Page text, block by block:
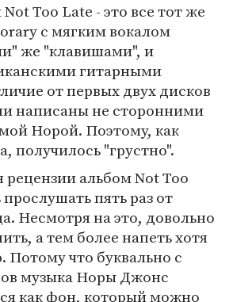
Too Late - это все тот же
с мягким вокалом
же "клавишами", и
гитарными
от первых двух дисков
написаны не сторонними
Норой. Поэтому, как
получилось "грустно".
альбом Not Too
пять раз от
Несмотря на это, довольно
а тем более напеть хотя
что буквально с
музыка Норы Джонс
как фон, который можно